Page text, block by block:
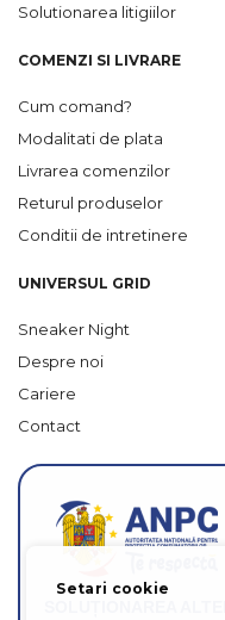
Solutionarea litigiilor
COMENZI SI LIVRARE
Cum comand?
Modalitati de plata
Livrarea comenzilor
Returul produselor
Conditii de intretinere
UNIVERSUL GRID
Sneaker Night
Despre noi
Cariere
Contact
Setari cookie